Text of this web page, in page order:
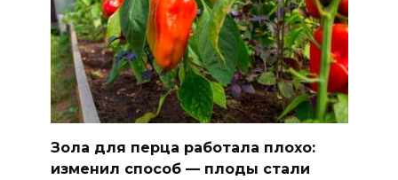
Зола для перца работала плохо:
изменил способ — плоды стали